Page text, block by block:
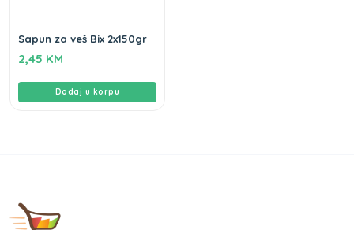
Sapun za veš Bix 2x150gr
2,45 KM
Dodaj u korpu